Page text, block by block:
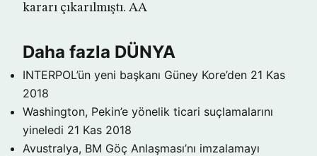
kararı çıkarılmıştı. AA
Daha fazla DÜNYA
INTERPOL’ün yeni başkanı Güney Kore’den 21 Kas
2018
Washington, Pekin’e yönelik ticari suçlamalarını
yineledi 21 Kas 2018
Avustralya, BM Göç Anlaşması’nı imzalamayı